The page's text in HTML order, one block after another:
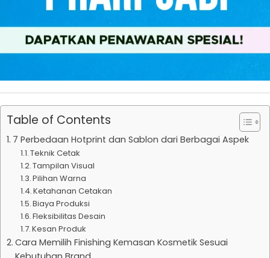
Table of Contents
7 Perbedaan Hotprint dan Sablon dari Berbagai Aspek
Teknik Cetak
Tampilan Visual
Pilihan Warna
Ketahanan Cetakan
Biaya Produksi
Fleksibilitas Desain
Kesan Produk
Cara Memilih Finishing Kemasan Kosmetik Sesuai